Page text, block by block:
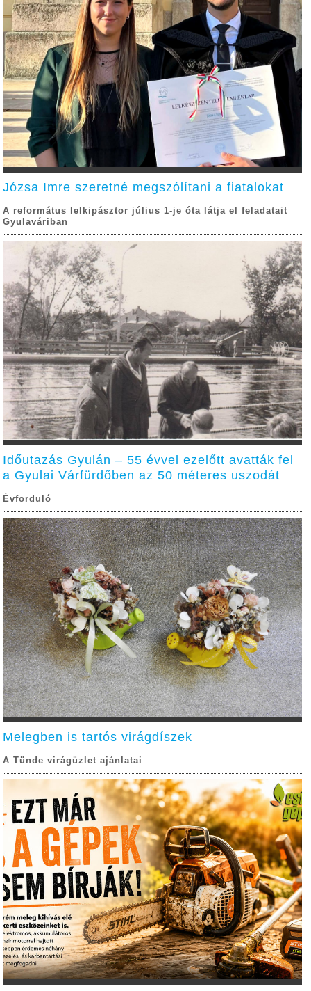
Józsa Imre szeretné megszólítani a fiatalokat
A református lelkipásztor július 1-je óta látja el feladatait
Gyulaváriban
Időutazás Gyulán – 55 évvel ezelőtt avatták fel
a Gyulai Várfürdőben az 50 méteres uszodát
Évforduló
Melegben is tartós virágdíszek
A Tünde virágüzlet ajánlatai